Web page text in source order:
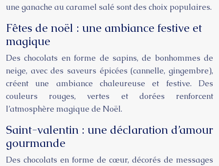
une ganache au caramel salé sont des choix populaires.
Fêtes de noël : une ambiance festive et
magique
Des chocolats en forme de sapins, de bonhommes de
neige, avec des saveurs épicées (cannelle, gingembre),
créent une ambiance chaleureuse et festive. Des
couleurs rouges, vertes et dorées renforcent
l’atmosphère magique de Noël.
Saint-valentin : une déclaration d’amour
gourmande
Des chocolats en forme de cœur, décorés de messages